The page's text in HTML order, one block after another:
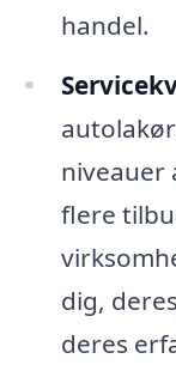
handel.
niveauer
flere
dig,
deres